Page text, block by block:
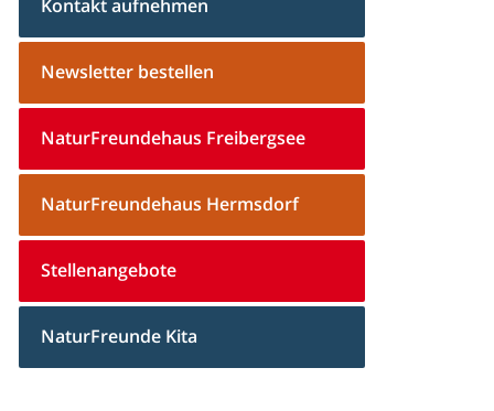
Kontakt aufnehmen
Newsletter bestellen
NaturFreundehaus Freibergsee
NaturFreundehaus Hermsdorf
Stellenangebote
NaturFreunde Kita